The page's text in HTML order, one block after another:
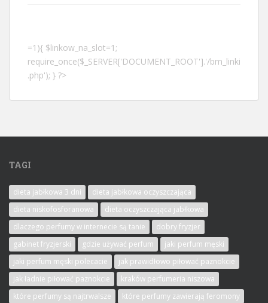
=1){ $linkow_na_slot=1;
require_once($_SERVER['DOCUMENT_ROOT'].'/bm_linki
.php'); } ?>
TAGI
dieta jabłkowa 3 dni
dieta jabłkowa oczyszczająca
dieta niskofosforanowa
dieta oczyszczająca jabłkowa
dlaczego perfumy w internecie są tanie
dobry fryzjer
gabinet fryzjerski
gdzie używać perfum
jaki perfum męski
jaki perfum męski polecacie
jak prawidłowo piłować paznokcie
jak ładnie piłować paznokcie
kraków perfumeria niszowa
które perfumy są najtrwalsze
które perfumy zawierają feromony